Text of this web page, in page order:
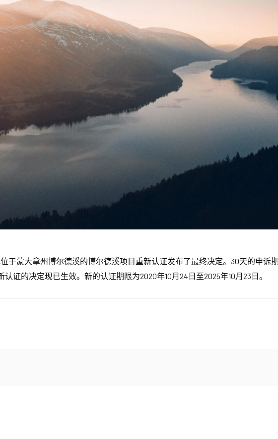
于蒙大拿州博尔德溪的博尔德溪项目重新认证发布了最终决定。30天的申诉
证的决定现已生效。新的认证期限为2020年10月24日至2025年10月23日。